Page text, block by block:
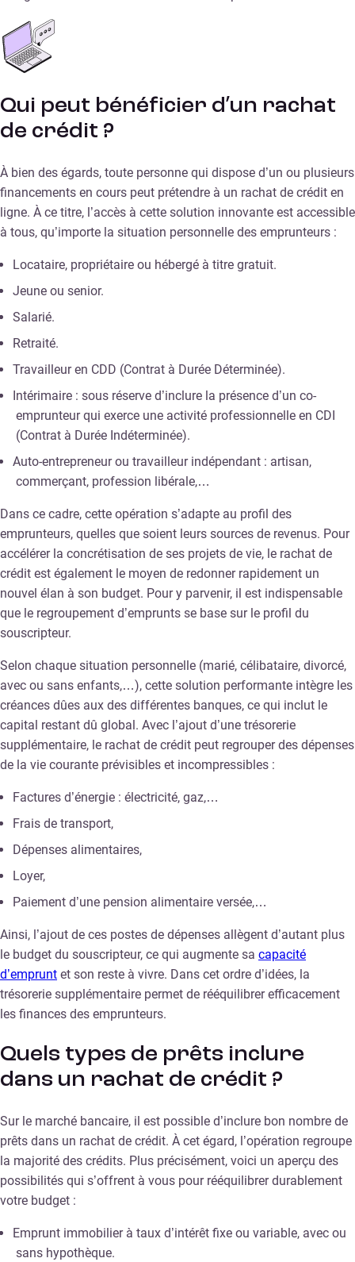
Qui peut bénéficier d’un rachat
de crédit ?
À bien des égards, toute personne qui dispose d’un ou plusieurs
financements en cours peut prétendre à un rachat de crédit en
ligne. À ce titre, l’accès à cette solution innovante est accessible
à tous, qu’importe la situation personnelle des emprunteurs :
Locataire, propriétaire ou hébergé à titre gratuit.
Jeune ou senior.
Salarié.
Retraité.
Travailleur en CDD (Contrat à Durée Déterminée).
Intérimaire : sous réserve d’inclure la présence d’un co-
emprunteur qui exerce une activité professionnelle en CDI
(Contrat à Durée Indéterminée).
Auto-entrepreneur ou travailleur indépendant : artisan,
commerçant, profession libérale,…
Dans ce cadre, cette opération s’adapte au profil des
emprunteurs, quelles que soient leurs sources de revenus. Pour
accélérer la concrétisation de ses projets de vie, le rachat de
crédit est également le moyen de redonner rapidement un
nouvel élan à son budget. Pour y parvenir, il est indispensable
que le regroupement d’emprunts se base sur le profil du
souscripteur.
Selon chaque situation personnelle (marié, célibataire, divorcé,
avec ou sans enfants,…), cette solution performante intègre les
créances dûes aux des différentes banques, ce qui inclut le
capital restant dû global. Avec l’ajout d’une trésorerie
supplémentaire, le rachat de crédit peut regrouper des dépenses
de la vie courante prévisibles et incompressibles :
Factures d’énergie : électricité, gaz,…
Frais de transport,
Dépenses alimentaires,
Loyer,
Paiement d’une pension alimentaire versée,…
Ainsi, l’ajout de ces postes de dépenses allègent d’autant plus
le budget du souscripteur, ce qui augmente sa capacité
d’emprunt et son reste à vivre. Dans cet ordre d’idées, la
trésorerie supplémentaire permet de rééquilibrer efficacement
les finances des emprunteurs.
Quels types de prêts inclure
dans un rachat de crédit ?
Sur le marché bancaire, il est possible d’inclure bon nombre de
prêts dans un rachat de crédit. À cet égard, l’opération regroupe
la majorité des crédits. Plus précisément, voici un aperçu des
possibilités qui s’offrent à vous pour rééquilibrer durablement
votre budget :
Emprunt immobilier à taux d’intérêt fixe ou variable, avec ou
sans hypothèque.